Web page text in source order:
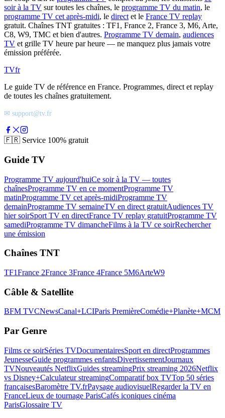
soir à la TV sur toutes les chaînes, le programme TV du matin, le
programme TV cet après-midi, le direct et le France TV replay
gratuit. Chaînes TNT gratuites : TF1, France 2, France 3, M6, Arte,
C8, W9, TMC et bien d'autres. Programme TV demain, audiences
TV et grille TV heure par heure — ne manquez plus jamais votre
émission préférée.
TVfr
Le guide TV de référence en France. Programmes, direct et replay
de toutes les chaînes gratuitement.
✉ support@tv.fr
🇫🇷 Service 100% gratuit
Guide TV
Programme TV aujourd'huiCe soir à la TV — toutes
chaînesProgramme TV en ce momentProgramme TV
matinProgramme TV cet après-midiProgramme TV
demainProgramme TV semaineTV en direct gratuitAudiences TV
hier soirSport TV en directFrance TV replay gratuitProgramme TV
samediProgramme TV dimancheFilms à la TV ce soirRechercher
une émission
Chaînes TNT
TF1France 2France 3France 4France 5M6ArteW9
Câble & Satellite
BFM TVCNewsCanal+LCIParis PremièreComédie+Planète+MCM
Par Genre
Films ce soirSéries TVDocumentairesSport en directProgrammes
JeunesseGuide programmes enfantsDivertissementJournaux
TVNouveautés NetflixGuides streamingPrix streaming 2026Netflix
vs Disney+Calculateur streamingComparatif box TVTop 50 séries
françaisesBaromètre TV.frPaysage audiovisuelRegarder la TV en
FranceLieux de tournage ParisCafés iconiques cinéma
ParisGlossaire TV